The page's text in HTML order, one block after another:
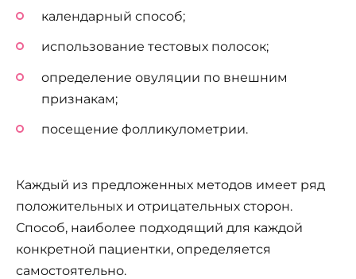
календарный способ;
использование тестовых полосок;
определение овуляции по внешним
признакам;
посещение фолликулометрии.
Каждый из предложенных методов имеет ряд
положительных и отрицательных сторон.
Способ, наиболее подходящий для каждой
конкретной пациентки, определяется
самостоятельно.